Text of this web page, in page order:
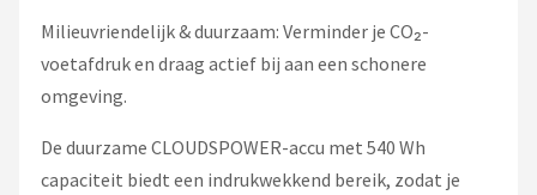
Milieuvriendelijk & duurzaam: Verminder je CO₂-
voetafdruk en draag actief bij aan een schonere
omgeving.
De duurzame CLOUDSPOWER-accu met 540 Wh
capaciteit biedt een indrukwekkend bereik, zodat je